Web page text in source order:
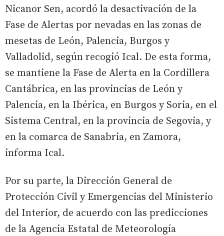
Nicanor Sen, acordó la desactivación de la
Fase de Alertas por nevadas en las zonas de
mesetas de León, Palencia, Burgos y
Valladolid, según recogió Ical. De esta forma,
se mantiene la Fase de Alerta en la Cordillera
Cantábrica, en las provincias de León y
Palencia, en la Ibérica, en Burgos y Soria, en el
Sistema Central, en la provincia de Segovia, y
en la comarca de Sanabria, en Zamora,
informa Ical.
Por su parte, la Dirección General de
Protección Civil y Emergencias del Ministerio
del Interior, de acuerdo con las predicciones
de la Agencia Estatal de Meteorología